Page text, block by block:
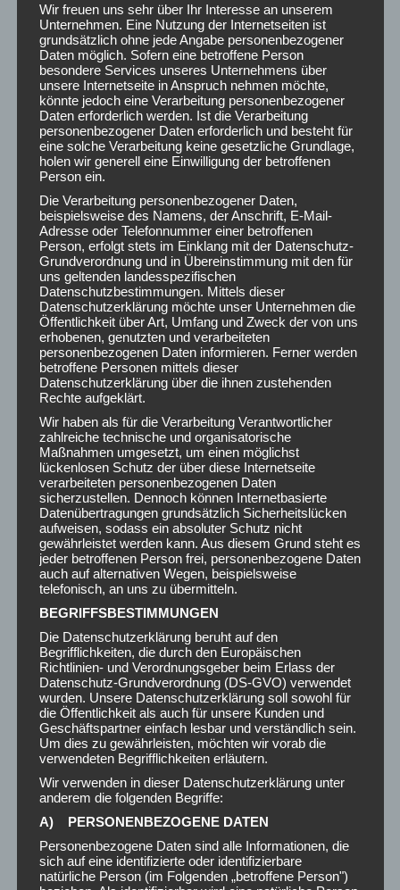
SO LÄUFT EIN UMZUG MIT
LASTENTAXI AB
Sie teilen uns mit, welche Möbel oder Gegenstände
transportiert werden sollen. Wir wählen das passende
Fahrzeug und planen die Route. Am Umzugstag verladen
unsere Helfer alles sorgfältig, transportieren die Möbel
sicher und bauen sie bei Bedarf am Zielort auf. So wird
jederUmzugstressfrei und effizient durchgeführt.
WARUM LASTENTAXI WIEN?
Wir freuen uns sehr über Ihr Interesse an unserem
Unternehmen. Eine Nutzung der Internetseiten ist
grundsätzlich ohne jede Angabe personenbezogener
Daten möglich. Sofern eine betroffene Person
besondere Services unseres Unternehmens über
unsere Internetseite in Anspruch nehmen möchte,
könnte jedoch eine Verarbeitung personenbezogener
Daten erforderlich werden. Ist die Verarbeitung
personenbezogener Daten erforderlich und besteht für
eine solche Verarbeitung keine gesetzliche Grundlage,
holen wir generell eine Einwilligung der betroffenen
Person ein.
Die Verarbeitung personenbezogener Daten,
beispielsweise des Namens, der Anschrift, E-Mail-
Adresse oder Telefonnummer einer betroffenen
Person, erfolgt stets im Einklang mit der Datenschutz-
Grundverordnung und in Übereinstimmung mit den für
uns geltenden landesspezifischen
Datenschutzbestimmungen. Mittels dieser
Datenschutzerklärung möchte unser Unternehmen die
Öffentlichkeit über Art, Umfang und Zweck der von uns
erhobenen, genutzten und verarbeiteten
personenbezogenen Daten informieren. Ferner werden
betroffene Personen mittels dieser
Datenschutzerklärung über die ihnen zustehenden
Rechte aufgeklärt.
Wir haben als für die Verarbeitung Verantwortlicher
zahlreiche technische und organisatorische
Maßnahmen umgesetzt, um einen möglichst
lückenlosen Schutz der über diese Internetseite
verarbeiteten personenbezogenen Daten
sicherzustellen. Dennoch können Internetbasierte
Datenübertragungen grundsätzlich Sicherheitslücken
aufweisen, sodass ein absoluter Schutz nicht
gewährleistet werden kann. Aus diesem Grund steht es
jeder betroffenen Person frei, personenbezogene Daten
auch auf alternativen Wegen, beispielsweise
telefonisch, an uns zu übermitteln.
BEGRIFFSBESTIMMUNGEN
Die Datenschutzerklärung beruht auf den
Begrifflichkeiten, die durch den Europäischen
Richtlinien- und Verordnungsgeber beim Erlass der
Datenschutz-Grundverordnung (DS-GVO) verwendet
wurden. Unsere Datenschutzerklärung soll sowohl für
die Öffentlichkeit als auch für unsere Kunden und
Geschäftspartner einfach lesbar und verständlich sein.
Um dies zu gewährleisten, möchten wir vorab die
verwendeten Begrifflichkeiten erläutern.
Wir verwenden in dieser Datenschutzerklärung unter
anderem die folgenden Begriffe:
A) PERSONENBEZOGENE DATEN
Personenbezogene Daten sind alle Informationen, die
sich auf eine identifizierte oder identifizierbare
natürliche Person (im Folgenden „betroffene Person")